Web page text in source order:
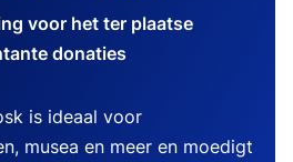
voor het ter plaatse
donaties
is ideaal voor
musea en meer en moedigt